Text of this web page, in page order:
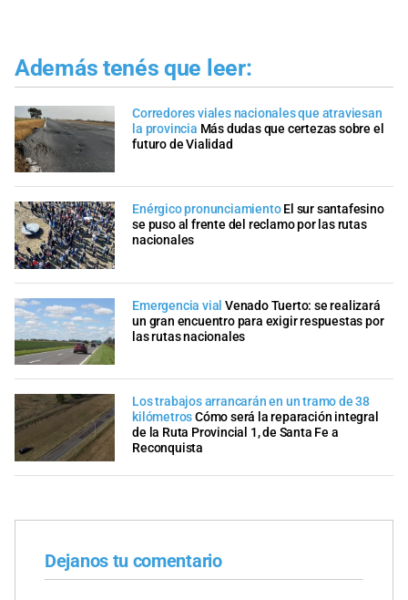
Además tenés que leer:
Corredores viales nacionales que atraviesan
la provincia Más dudas que certezas sobre el
futuro de Vialidad
Enérgico pronunciamiento El sur santafesino
se puso al frente del reclamo por las rutas
nacionales
Emergencia vial Venado Tuerto: se realizará
un gran encuentro para exigir respuestas por
las rutas nacionales
Los trabajos arrancarán en un tramo de 38
kilómetrosCómo será la reparación integral
de la Ruta Provincial 1, de Santa Fe a
Reconquista
Dejanos tu comentario